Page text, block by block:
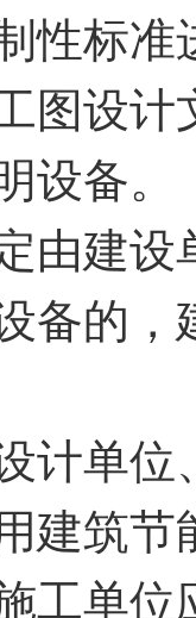
性标
图设
备。
建设
备的
位、
建筑
位应